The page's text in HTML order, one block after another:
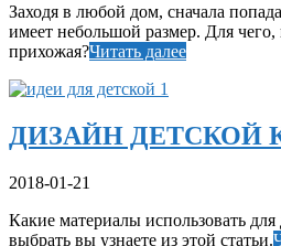
Заходя в любой дом, сначала
имеет небольшой размер. Для чего,
прихожая?Читать далее
ДИЗАЙН ДЕТСКОЙ
2018-01-21
Какие материалы использовать для
выбрать вы узнаете из этой статьи.